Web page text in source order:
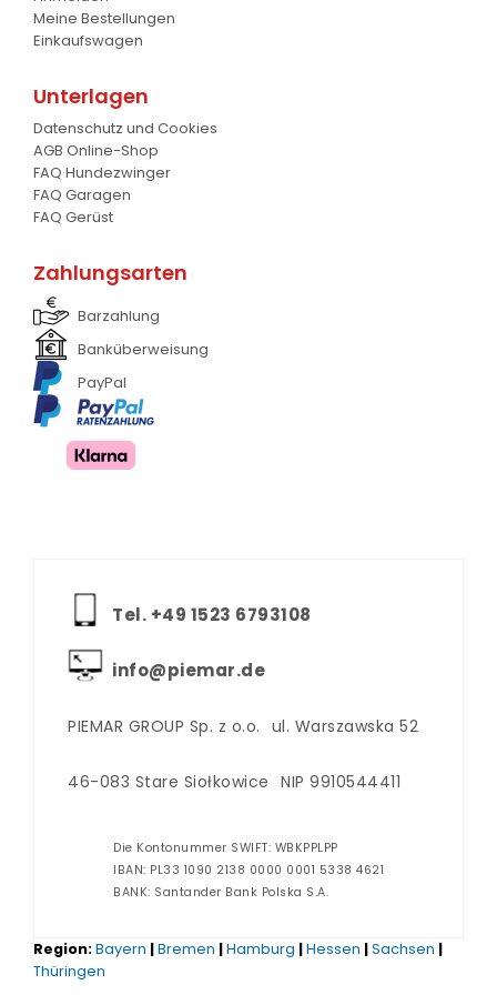
Silageschieber
Frontanbau Kat. 1 und Kat.2
ANDERE
Meine Bestellungen
Einkaufswagen
Unterlagen
Datenschutz und Cookies
AGB Online-Shop
FAQ Hundezwinger
FAQ Garagen
FAQ Gerüst
Zahlungsarten
Barzahlung
Banküberweisung
PayPal
Tel. +‪49 1523 6793108
info@piemar.de
PIEMAR GROUP Sp. z o.o. ul. Warszawska 52
46-083 Stare Siołkowice NIP 9910544411
Die Kontonummer SWIFT: WBKPPLPP
IBAN: PL33 1090 2138 0000 0001 5338 4621
BANK: Santander Bank Polska S.A.
Region:Bayern |Bremen |Hamburg |Hessen |Sachsen |
Thüringen